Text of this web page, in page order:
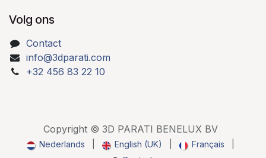
Volg ons
Contact
info@3dparati.com
+32 456 83 22 10
Copyright © 3D PARATI BENELUX BV
Nederlands English (UK) Français